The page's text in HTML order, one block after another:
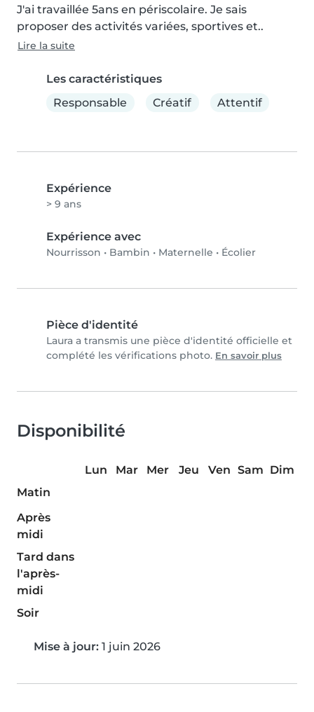
J'ai travaillée 5ans en périscolaire. Je sais
proposer des activités variées, sportives et..
Lire la suite
Les caractéristiques
Responsable
Créatif Attentif
Expérience
> 9 ans
Expérience avec
Nourrisson • Bambin • Maternelle • Écolier
Pièce d'identité
Laura a transmis une pièce d'identité officielle et
complété les vérifications photo. En savoir plus
Disponibilité
Lun Mar Mer Jeu Ven Sam Dim
Matin
Après
midi
Tard dans
l'après-
midi
Soir
Mise à jour: 1 juin 2026